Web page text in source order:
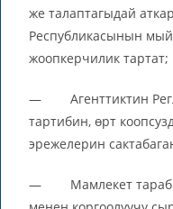
же талаптагыдай
Республикасынын
жоопкерчилик тартат;
— Агенттиктин
тартибин, өрт
эрежелерин
— Мамлекет